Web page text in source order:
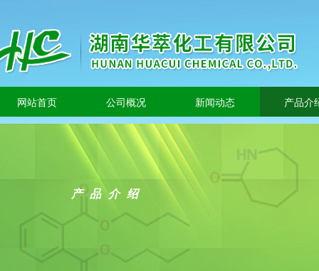
网站首页 公司概况 新闻动态 产品介
产品介绍